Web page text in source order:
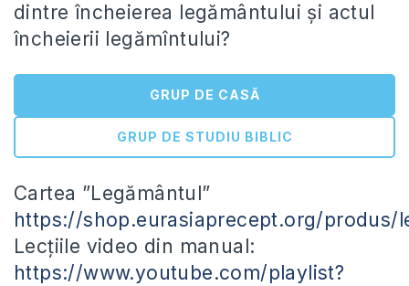
dintre încheierea legământului și actul
încheierii legămîntului?
GRUP DE CASĂ
GRUP DE STUDIU BIBLIC
Cartea ”Legământul”
https://shop.eurasiaprecept.org/produs/
Lecțiile video din manual:
https://www.youtube.com/playlist?